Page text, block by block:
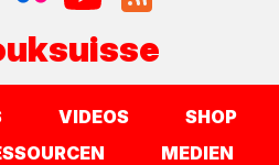
VIDEOS
SHOP
MEDIEN